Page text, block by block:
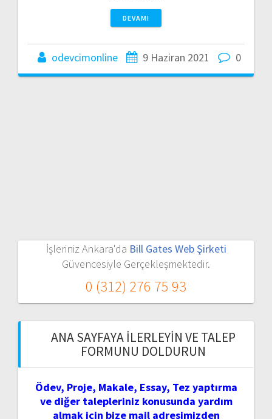
DEVAMI
odevcimonline 9 Haziran 2021 0
İşleriniz Ankara'da Bill Gates Web Şirketi
Güvencesiyle Gerçekleşmektedir.
0 (312) 276 75 93
ANA SAYFAYA İLERLEYIN VE TALEP
FORMUNU DOLDURUN
Ödev, Proje, Makale, Essay, Tez yaptırma
ve diğer talepleriniz konusunda yardım
almak için bize mail adresimizden